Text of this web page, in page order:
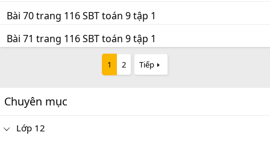
Bài 70 trang 116 SBT toán 9 tập 1
Bài 71 trang 116 SBT toán 9 tập 1
1 2 Tiếp
Chuyên mục
Lớp 12